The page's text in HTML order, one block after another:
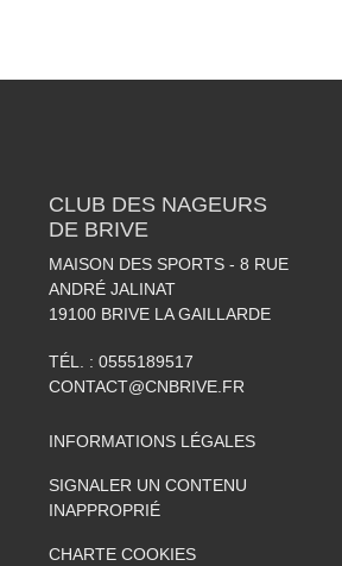
CLUB DES NAGEURS
DE BRIVE
MAISON DES SPORTS - 8 RUE
ANDRÉ JALINAT
19100 BRIVE LA GAILLARDE
TÉL. : 0555189517
CONTACT@CNBRIVE.FR
INFORMATIONS LÉGALES
SIGNALER UN CONTENU
INAPPROPRIÉ
CHARTE COOKIES